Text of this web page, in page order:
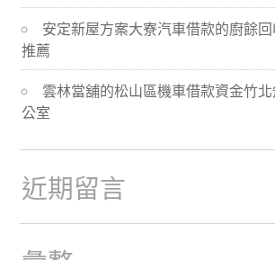
安定新屋方案大寮汽車借款的廚餘
推薦
雲林當舖的松山區機車借款資金竹
公室
近期留言